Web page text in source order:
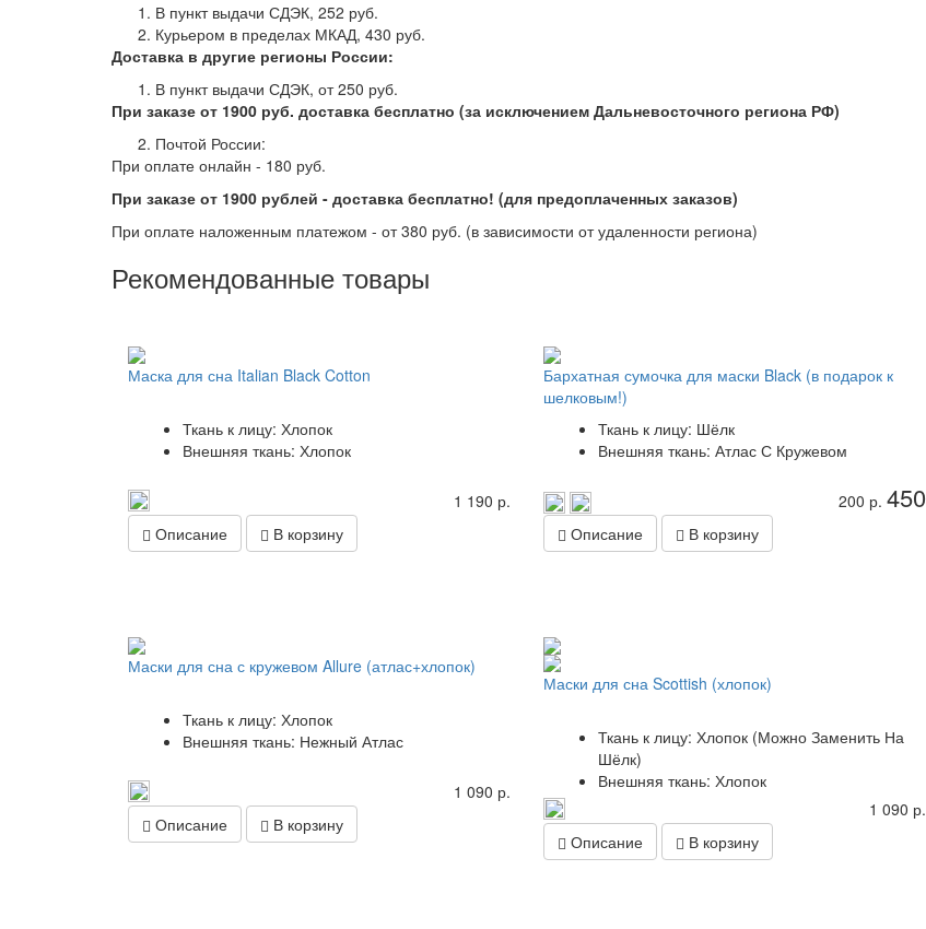
В пункт выдачи СДЭК, 252 руб.
Курьером в пределах МКАД, 430 руб.
Доставка в другие регионы России:
В пункт выдачи СДЭК, от 250 руб. ­­­­­­­­­­­­­­­­
При заказе от 1900 руб. доставка бесплатно (за исключением Дальневосточного региона РФ)
Почтой России:
При оплате онлайн - 180 руб.
При заказе от 1900 рублей - доставка бесплатно! (для предоплаченных заказов)
При оплате наложенным платежом - от 380 руб. (в зависимости от удаленности региона)
Рекомендованные товары
Маска для сна Italian Black Cotton
Ткань к лицу: Хлопок
Внешняя ткань: Хлопок
1 190 р.
Описание
В корзину
Бархатная сумочка для маски Black (в подарок к
шелковым!)
Ткань к лицу: Шёлк
Внешняя ткань: Атлас С Кружевом
200 р. 450
Описание В корзину
Маски для сна с кружевом Allure (атлас+хлопок)
Ткань к лицу: Хлопок
Внешняя ткань: Нежный Атлас
1 090 р.
Описание
В корзину
Маски для сна Scottish (хлопок)
Ткань к лицу: Хлопок (Можно Заменить На
Шёлк)
Внешняя ткань: Хлопок
1 090 р.
Описание
В корзину